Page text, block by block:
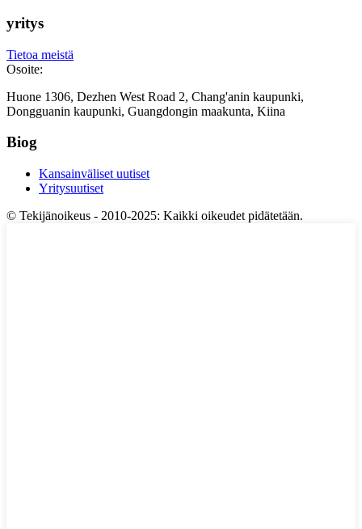
yritys
Tietoa meistä
Osoite:
Huone 1306, Dezhen West Road 2, Chang'anin kaupunki,
Dongguanin kaupunki, Guangdongin maakunta, Kiina
Biog
Kansainväliset uutiset
Yritysuutiset
© Tekijänoikeus - 2010-2025: Kaikki oikeudet pidätetään.